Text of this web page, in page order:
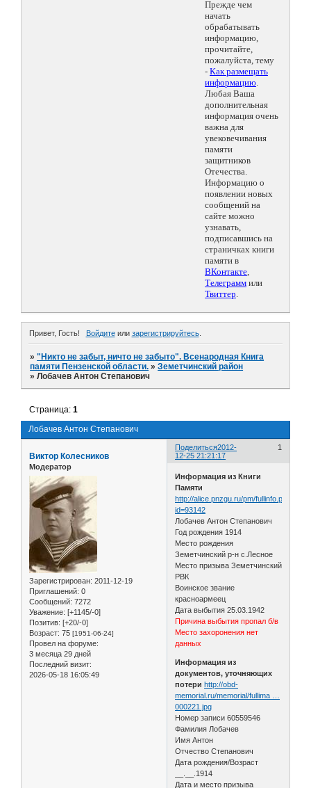
Прежде чем
начать
обрабатывать
информацию,
прочитайте,
пожалуйста, тему
- Как размещать
информацию.
Любая Ваша
дополнительная
информация очень
важна для
увековечивания
памяти
защитников
Отечества.
Информацию о
появлении новых
сообщений на
сайте можно
узнавать,
подписавшись на
страничках книги
памяти в
ВКонтакте,
Телеграмм или
Твиттер.
Привет, Гость! Войдитеили зарегистрируйтесь.
»"Никто не забыт, ничто не забыто". Всенародная Книга
памяти Пензенской области. »Земетчинский район
»Лобачев Антон Степанович
Лобачев Антон Степанович
Страница:1
Поделиться 1
2012-
12-25 21:21:17
Виктор Колесников
Модератор
Зарегистрирован: 2011-12-19
Приглашений: 0
Сообщений: 7272
Уважение: [+1145/-0]
Позитив: [+20/-0]
Возраст: 75 [1951-06-24]
Провел на форуме:
3 месяца 29 дней
Последний визит:
2026-05-18 16:05:49
Информация из Книги
Памяти
http://alice.pnzgu.ru/pm/fullinfo.php?
id=93142
Лобачев Антон Степанович
Год рождения 1914
Место рождения
Земетчинский р-н с.Лесное
Место призыва Земетчинский
РВК
Воинское звание
красноармеец
Дата выбытия 25.03.1942
Причина выбытия пропал б/в
Место захоронения нет
данных
Информация из
документов, уточняющих
потери http://obd-
memorial.ru/memorial/fullima …
000221.jpg
Номер записи 60559546
Фамилия Лобачев
Имя Антон
Отчество Степанович
Дата рождения/Возраст
__.__.1914
Дата и место призыва